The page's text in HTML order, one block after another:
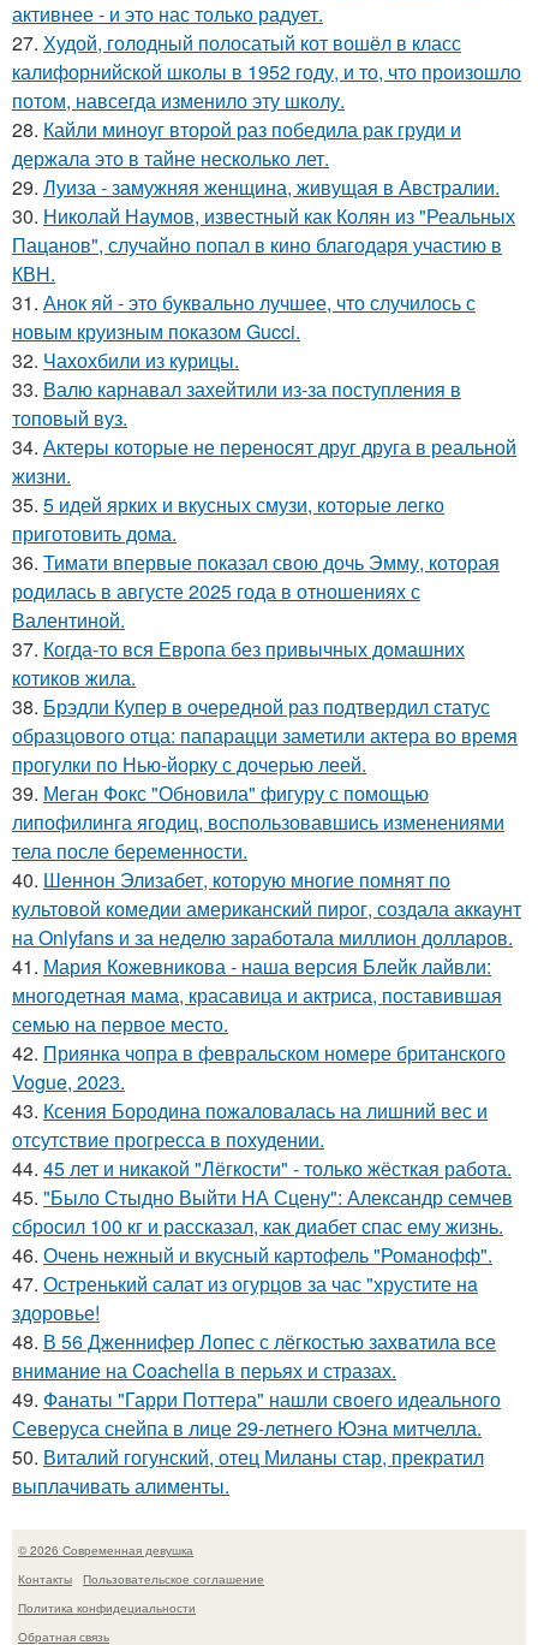
активнее - и это нас только радует.
27. Худой, голодный полосатый кот вошёл в класс
калифорнийской школы в 1952 году, и то, что произошло
потом, навсегда изменило эту школу.
28. Кайли миноуг второй раз победила рак груди и
держала это в тайне несколько лет.
29. Луиза - замужняя женщина, живущая в Австралии.
30. Николай Наумов, известный как Колян из "Реальных
Пацанов", случайно попал в кино благодаря участию в
КВН.
31. Анок яй - это буквально лучшее, что случилось с
новым круизным показом Gucci.
32. Чахохбили из курицы.
33. Валю карнавал захейтили из-за поступления в
топовый вуз.
34. Актеры которые не переносят друг друга в реальной
жизни.
35. 5 идей ярких и вкусных смузи, которые легко
приготовить дома.
36. Тимати впервые показал свою дочь Эмму, которая
родилась в августе 2025 года в отношениях с
Валентиной.
37. Когда-то вся Европа без привычных домашних
котиков жила.
38. Брэдли Купер в очередной раз подтвердил статус
образцового отца: папарацци заметили актера во время
прогулки по Нью-йорку с дочерью леей.
39. Меган Фокс "Обновила" фигуру с помощью
липофилинга ягодиц, воспользовавшись изменениями
тела после беременности.
40. Шеннон Элизабет, которую многие помнят по
культовой комедии американский пирог, создала аккаунт
на Onlyfans и за неделю заработала миллион долларов.
41. Мария Кожевникова - наша версия Блейк лайвли:
многодетная мама, красавица и актриса, поставившая
семью на первое место.
42. Приянка чопра в февральском номере британского
Vogue, 2023.
43. Ксения Бородина пожаловалась на лишний вес и
отсутствие прогресса в похудении.
44. 45 лет и никакой "Лёгкости" - только жёсткая работа.
45. "Было Стыдно Выйти НА Сцену": Александр семчев
сбросил 100 кг и рассказал, как диабет спас ему жизнь.
46. Очень нежный и вкусный картофель "Романофф".
47. Остренький салат из огурцов за час "хрустите нa
здоровье!
48. В 56 Дженнифер Лопес с лёгкостью захватила все
внимание на Coachella в перьях и стразах.
49. Фанаты "Гарри Поттера" нашли своего идеального
Северуса снейпа в лице 29-летнего Юэна митчелла.
50. Виталий гогунский, отец Миланы стар, прекратил
выплачивать алименты.
© 2026 Современная девушка
Контакты
Пользовательское соглашение
Политика конфидециальности
Обратная связь